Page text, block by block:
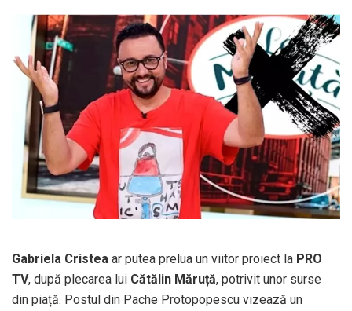
Gabriela Cristea ar putea prelua un viitor proiect la PRO
TV, după plecarea lui Cătălin Măruță, potrivit unor surse
din piață. Postul din Pache Protopopescu vizează un